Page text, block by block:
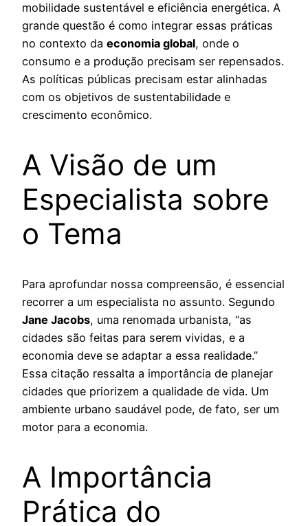
mobilidade sustentável e eficiência energética. A
grande questão é como integrar essas práticas
no contexto da economia global, onde o
consumo e a produção precisam ser repensados.
As políticas públicas precisam estar alinhadas
com os objetivos de sustentabilidade e
crescimento econômico.
A Visão de um
Especialista sobre
o Tema
Para aprofundar nossa compreensão, é essencial
recorrer a um especialista no assunto. Segundo
Jane Jacobs, uma renomada urbanista, “as
cidades são feitas para serem vividas, e a
economia deve se adaptar a essa realidade.”
Essa citação ressalta a importância de planejar
cidades que priorizem a qualidade de vida. Um
ambiente urbano saudável pode, de fato, ser um
motor para a economia.
A Importância
Prática do